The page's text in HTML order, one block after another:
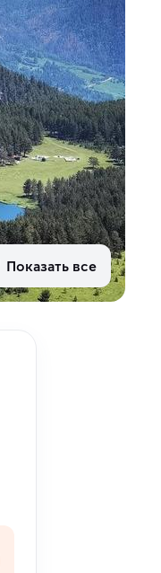
Показать все